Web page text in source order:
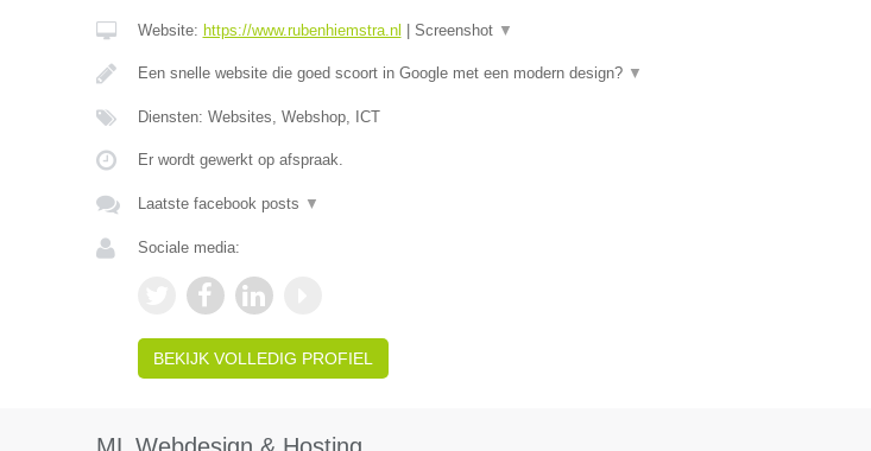
Website: https://www.rubenhiemstra.nl Screenshot ▼
Een snelle website die goed scoort in Google met een modern design? ▼
Diensten: Websites, Webshop, ICT
Er wordt gewerkt op afspraak.
Laatste facebook posts ▼
Sociale media:
BEKIJK VOLLEDIG PROFIEL